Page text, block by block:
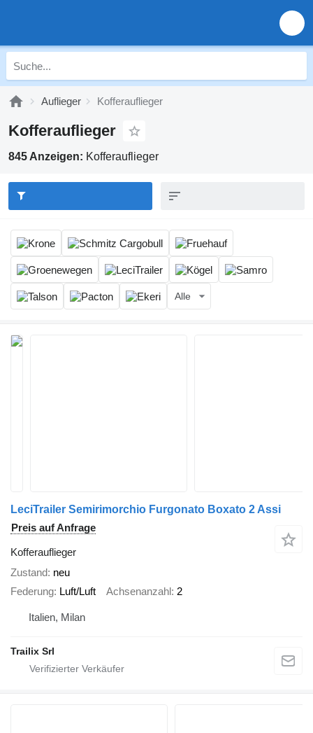
Auflieger Kofferauflieger
Kofferauflieger
845 Anzeigen: Kofferauflieger
Alle
LeciTrailer Semirimorchio Furgonato Boxato 2 Assi
Preis auf Anfrage
Kofferauflieger
Zustand neu
Federung Luft/Luft Achsenanzahl 2
Italien, Milan
Trailix Srl